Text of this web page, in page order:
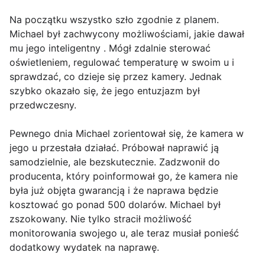
Na początku wszystko szło zgodnie z planem.
Michael był zachwycony możliwościami, jakie dawał
mu jego inteligentny . Mógł zdalnie sterować
oświetleniem, regulować temperaturę w swoim u i
sprawdzać, co dzieje się przez kamery. Jednak
szybko okazało się, że jego entuzjazm był
przedwczesny.
Pewnego dnia Michael zorientował się, że kamera w
jego u przestała działać. Próbował naprawić ją
samodzielnie, ale bezskutecznie. Zadzwonił do
producenta, który poinformował go, że kamera nie
była już objęta gwarancją i że naprawa będzie
kosztować go ponad 500 dolarów. Michael był
zszokowany. Nie tylko stracił możliwość
monitorowania swojego u, ale teraz musiał ponieść
dodatkowy wydatek na naprawę.